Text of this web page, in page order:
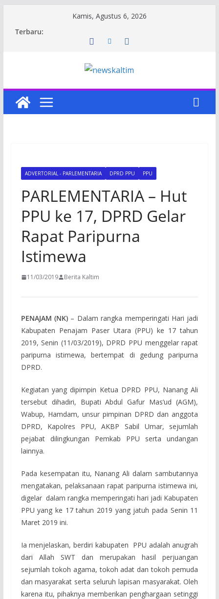
Kamis, Agustus 6, 2026
Terbaru:
ADVERTORIAL - PARLEMENTARIA DPRD PPU PPU
PARLEMENTARIA – Hut
PPU ke 17, DPRD Gelar
Rapat Paripurna
Istimewa
11/03/2019 Berita Kaltim
PENAJAM (NK) – Dalam rangka memperingati Hari jadi
Kabupaten Penajam Paser Utara (PPU) ke 17 tahun
2019, Senin (11/03/2019), DPRD PPU menggelar rapat
paripurna istimewa, bertempat di gedung paripurna
DPRD.
Kegiatan yang dipimpin Ketua DPRD PPU, Nanang Ali
tersebut dihadiri, Bupati Abdul Gafur Mas’ud (AGM),
Wabup, Hamdam, unsur pimpinan DPRD dan anggota
DPRD, Kapolres PPU, AKBP Sabil Umar, sejumlah
pejabat dilingkungan Pemkab PPU serta undangan
lainnya.
Pada kesempatan itu, Nanang Ali dalam sambutannya
mengatakan, pelaksanaan rapat paripurna istimewa ini,
digelar dalam rangka memperingati hari jadi Kabupaten
PPU yang ke 17 tahun 2019 yang jatuh pada Senin 11
Maret 2019 ini.
Ia menjelaskan, berdiri kabupaten PPU adalah anugrah
dari Allah SWT dan merupakan hasil perjuangan
sejumlah tokoh agama, tokoh adat dan tokoh pemuda
dan masyarakat serta seluruh lapisan masyarakat. Oleh
karena itu, pihaknya memberikan penghargaan setinggi